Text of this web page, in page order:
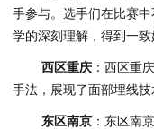
手参与。选手们在比赛
学的深刻理解，得到一致
西区重庆 ：西区重
手法，展现了面部埋线
东区南京 ：东区南